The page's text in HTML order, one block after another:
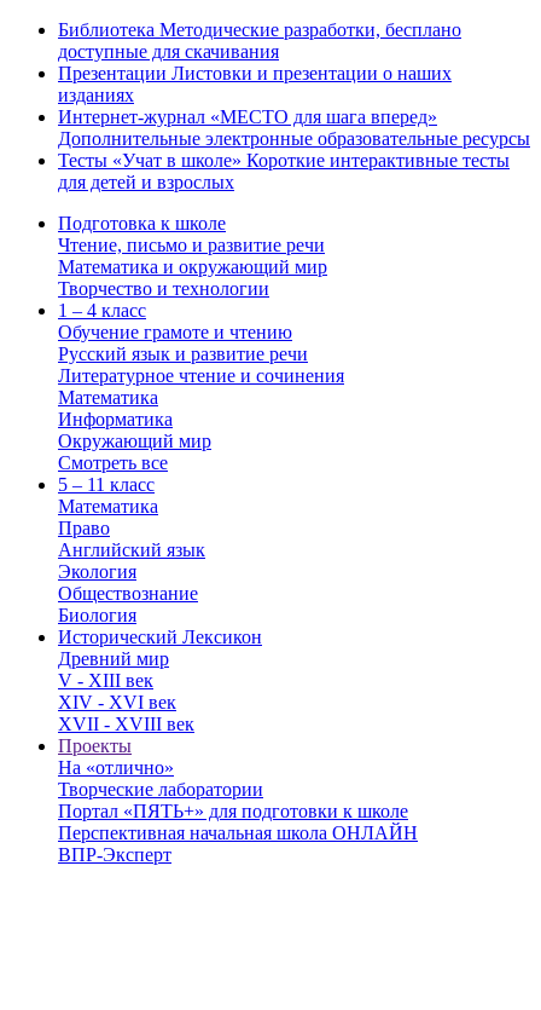
Библиотека Методические разработки, бесплано
доступные для скачивания
Презентации Листовки и презентации о наших
изданиях
Интернет-журнал «МЕСТО для шага вперед»
Дополнительные электронные образовательные ресурсы
Тесты «Учат в школе» Короткие интерактивные тесты
для детей и взрослых
Подготовка к школе
Чтение, письмо и развитие речи
Математика и окружающий мир
Творчество и технологии
1 – 4 класс
Обучение грамоте и чтению
Русский язык и развитие речи
Литературное чтение и сочинения
Математика
Информатика
Окружающий мир
Смотреть все
5 – 11 класс
Математика
Право
Английский язык
Экология
Обществознание
Биология
Исторический Лексикон
Древний мир
V - XIII век
XIV - XVI век
XVII - XVIII век
Проекты
На «отлично»
Творческие лаборатории
Портал «ПЯТЬ+» для подготовки к школе
Перспективная начальная школа ОНЛАЙН
ВПР-Эксперт